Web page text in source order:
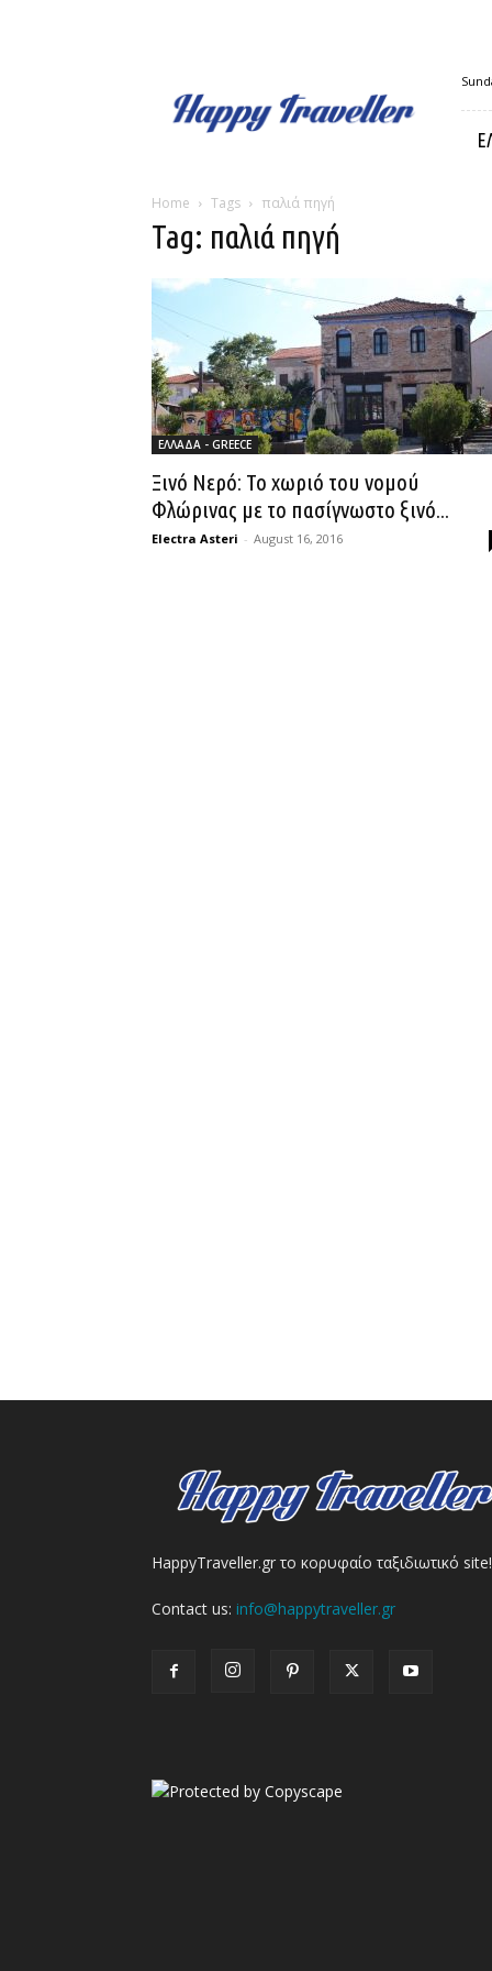
Traveller
Home Tags παλιά πηγή
Tag: παλιά πηγή
ΕΛΛΑΔΑ - GREECE
Ξινό Νερό: Το χωριό του νομού
Φλώρινας με το πασίγνωστο ξινό...
Electra Asteri - August 16, 2016
HappyTraveller.gr το κορυφαίο ταξιδιωτικό site!
Contact us: info@happytraveller.gr